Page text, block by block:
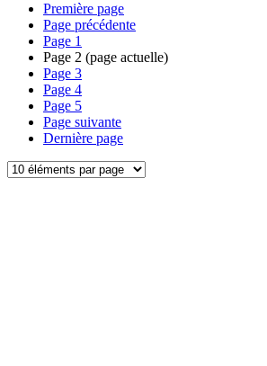
Première page
Page précédente
Page 1
Page 2 (page actuelle)
Page 3
Page 4
Page 5
Page suivante
Dernière page